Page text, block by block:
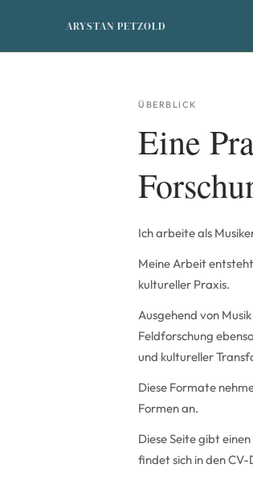
ARYSTAN PETZOLD
ÜBERBLICK
Eine
Ich arbeite als
Meine Arbeit
kultureller Praxis.
Ausgehend von
Feldforschung
und kultureller
Diese Formate
Formen an.
Diese Seite gibt
findet sich in den